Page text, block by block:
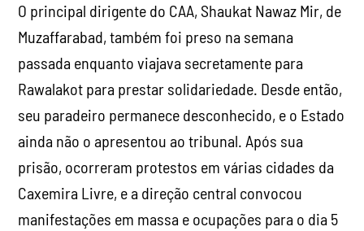
O principal dirigente do CAA, Shaukat Nawaz Mir, de
Muzaffarabad, também foi preso na semana
passada enquanto viajava secretamente para
Rawalakot para prestar solidariedade. Desde então,
seu paradeiro permanece desconhecido, e o Estado
ainda não o apresentou ao tribunal. Após sua
prisão, ocorreram protestos em várias cidades da
Caxemira Livre, e a direção central convocou
manifestações em massa e ocupações para o dia 5